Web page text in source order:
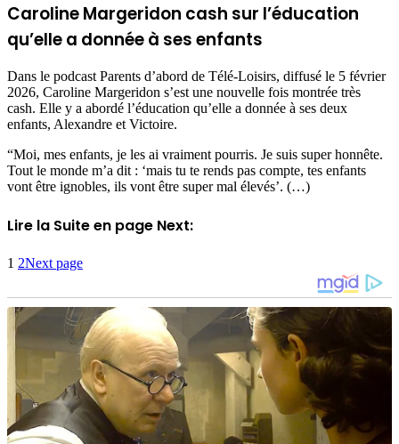
Caroline Margeridon cash sur l’éducation
qu’elle a donnée à ses enfants
Dans le podcast Parents d’abord de Télé-Loisirs, diffusé le 5 février
2026, Caroline Margeridon s’est une nouvelle fois montrée très
cash. Elle y a abordé l’éducation qu’elle a donnée à ses deux
enfants, Alexandre et Victoire.
“Moi, mes enfants, je les ai vraiment pourris. Je suis super honnête.
Tout le monde m’a dit : ‘mais tu te rends pas compte, tes enfants
vont être ignobles, ils vont être super mal élevés’. (…)
Lire la Suite en page Next:
1 2Next page